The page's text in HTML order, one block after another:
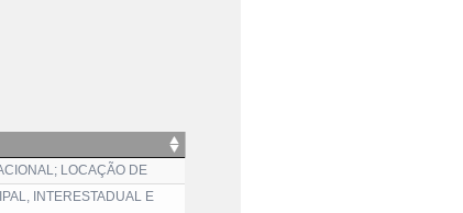
LOCAÇÃO DE
INTERESTADUAL E